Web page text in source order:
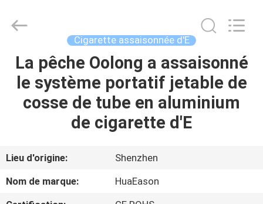
MAISON
PRODUITS
AU
Fournisseur.
huaeason.com.
Reserved.
Developed
Cigarette assaisonnée d'E
La pêche Oolong a assaisonné
le système portatif jetable de
cosse de tube en aluminium
de cigarette d'E
Lieu d'origine:
Shenzhen
Nom de marque:
HuaEason